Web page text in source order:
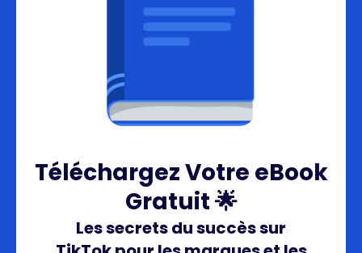
Téléchargez Votre eBook
Gratuit 🌟
Les secrets du succès sur